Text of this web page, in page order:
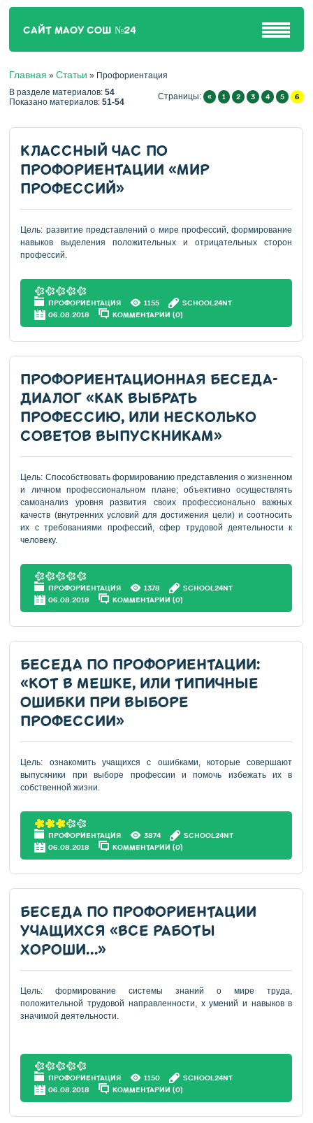
САЙТ МАОУ СОШ №24
Главная »Статьи » Профориентация
В разделе материалов:54
Показано материалов:51-54
Страницы: « 1 2 3 4 5 6
КЛАССНЫЙ ЧАС ПО
ПРОФОРИЕНТАЦИИ «МИР
ПРОФЕССИЙ»
Цель: развитие представлений о мире профессий, формирование
навыков выделения положительных и отрицательных сторон
профессий.
ПРОФОРИЕНТАЦИЯ 1155
SCHOOL24NT
06.08.2018
КОММЕНТАРИИ (0)
ПРОФОРИЕНТАЦИОННАЯ БЕСЕДА-
ДИАЛОГ «КАК ВЫБРАТЬ
ПРОФЕССИЮ, ИЛИ НЕСКОЛЬКО
СОВЕТОВ ВЫПУСКНИКАМ»
Цель: Способствовать формированию представления о жизненном
и личном профессиональном плане; объективно осуществлять
самоанализ уровня развития своих профессионально важных
качеств (внутренних условий для достижения цели) и соотносить
их с требованиями профессий, сфер трудовой деятельности к
человеку.
ПРОФОРИЕНТАЦИЯ 1378
SCHOOL24NT
06.08.2018
КОММЕНТАРИИ (0)
БЕСЕДА ПО ПРОФОРИЕНТАЦИИ:
«КОТ В МЕШКЕ, ИЛИ ТИПИЧНЫЕ
ОШИБКИ ПРИ ВЫБОРЕ
ПРОФЕССИИ»
Цель: ознакомить учащихся с ошибками, которые совершают
выпускники при выборе профессии и помочь избежать их в
собственной жизни.
ПРОФОРИЕНТАЦИЯ 3874
SCHOOL24NT
06.08.2018
КОММЕНТАРИИ (0)
БЕСЕДА ПО ПРОФОРИЕНТАЦИИ
УЧАЩИХСЯ «ВСЕ РАБОТЫ
ХОРОШИ…»
Цель: формирование системы знаний о мире труда,
положительной трудовой направленности, х умений и навыков в
значимой деятельности.
ПРОФОРИЕНТАЦИЯ 1150
SCHOOL24NT
06.08.2018
КОММЕНТАРИИ (0)